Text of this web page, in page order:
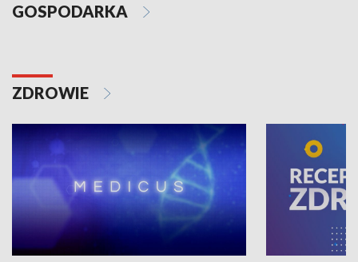
GOSPODARKA
ZDROWIE